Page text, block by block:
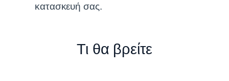
κατασκευή σας.
Τι θα βρείτε